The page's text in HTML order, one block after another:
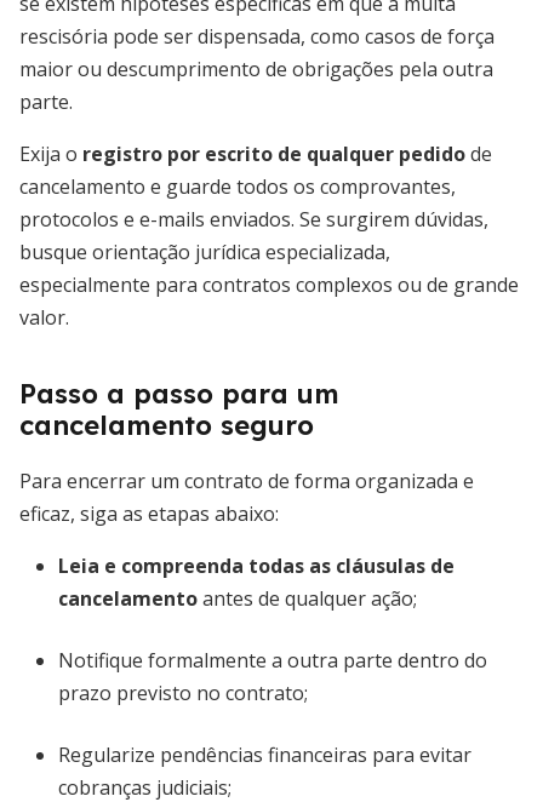
rescisória pode ser dispensada, como casos de força
maior ou descumprimento de obrigações pela outra
parte.
Exija o registro por escrito de qualquer pedidode
cancelamento e guarde todos os comprovantes,
protocolos e e-mails enviados. Se surgirem dúvidas,
busque orientação jurídica especializada,
especialmente para contratos complexos ou de grande
valor.
Passo a passo para um
cancelamento seguro
Para encerrar um contrato de forma organizada e
eficaz, siga as etapas abaixo:
Leia e compreenda todas as cláusulas de
cancelamentoantes de qualquer ação;
Notifique formalmente a outra parte dentro do
prazo previsto no contrato;
Regularize pendências financeiras para evitar
cobranças judiciais;